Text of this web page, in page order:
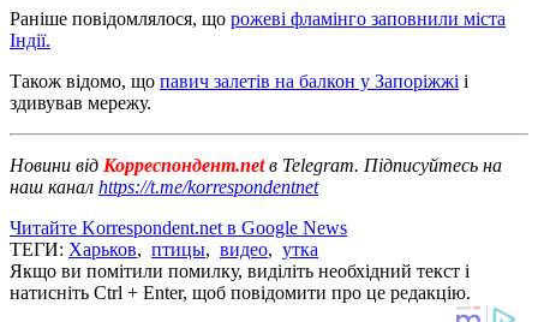
Раніше повідомлялося, що рожеві фламінго заповнили міста
Індії.
Також відомо, що павич залетів на балкон у Запоріжжі і
здивував мережу.
Новини від Корреспондент.netв Telegram. Підписуйтесь на
наш канал https://t.me/korrespondentnet
Читайте Korrespondent.net в Google News
ТЕГИ: Харьков, птицы, видео, утка
Якщо ви помітили помилку, виділіть необхідний текст і
натисніть Ctrl + Enter, щоб повідомити про це редакцію.